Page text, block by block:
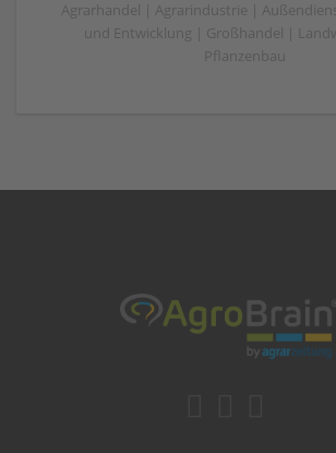
Agrarhandel | Agrarindustrie |
und Entwicklung | Großhandel |
Pflanzenbau